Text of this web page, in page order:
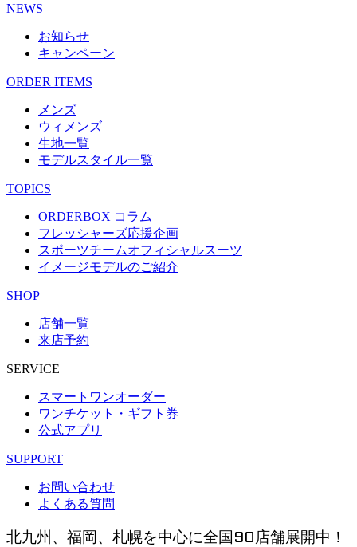
NEWS
お知らせ
キャンペーン
ORDER ITEMS
メンズ
ウィメンズ
生地一覧
モデルスタイル一覧
TOPICS
ORDERBOX コラム
フレッシャーズ応援企画
スポーツチームオフィシャルスーツ
イメージモデルのご紹介
SHOP
店舗一覧
来店予約
SERVICE
スマートワンオーダー
ワンチケット・ギフト券
公式アプリ
SUPPORT
お問い合わせ
よくある質問
北九州、福岡、札幌を中心に全国90店舗展開中！